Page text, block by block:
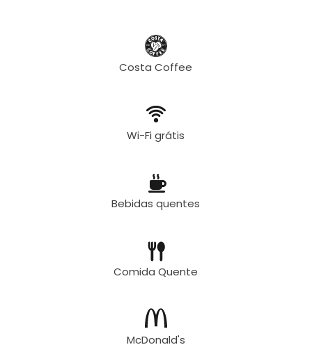
Costa Coffee
Wi-Fi grátis
Bebidas quentes
Comida Quente
McDonald's